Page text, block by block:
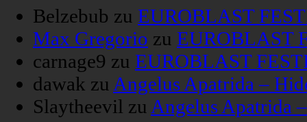
Belzebub zu EUROBLAST
Max Gregorio zu EUROBLAST
carnage9 zu EUROBLAST
dawak zu Angelus Apatrida –
Slaytheevil zu Angelus Apatrida